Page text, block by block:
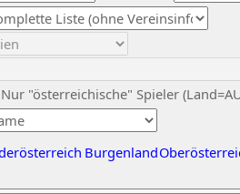
Nur "österreichische" Spieler
Burgenland